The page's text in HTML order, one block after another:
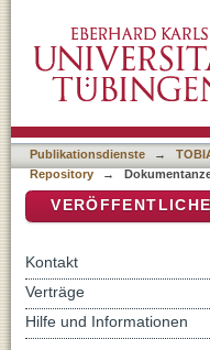
Publikationsdienste →
Repository
→
Kontakt
Verträge
Hilfe und Informationen